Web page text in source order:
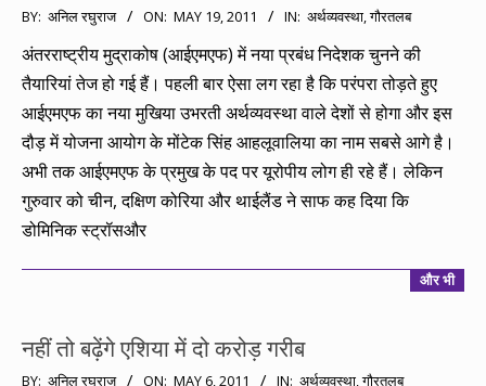
2011-
05-
19
BY: अनिल रघुराज ON: MAY 19, 2011 IN: अर्थव्यवस्था,गौरतलब
अंतरराष्ट्रीय मुद्राकोष (आईएमएफ) में नया प्रबंध निदेशक चुनने की
तैयारियां तेज हो गई हैं। पहली बार ऐसा लग रहा है कि परंपरा तोड़ते हुए
आईएमएफ का नया मुखिया उभरती अर्थव्यवस्था वाले देशों से होगा और इस
दौड़ में योजना आयोग के मोंटेक सिंह आहलूवालिया का नाम सबसे आगे है।
अभी तक आईएमएफ के प्रमुख के पद पर यूरोपीय लोग ही रहे हैं। लेकिन
गुरुवार को चीन, दक्षिण कोरिया और थाईलैंड ने साफ कह दिया कि
डोमिनिक स्ट्रॉसऔर
और भी
नहीं तो बढ़ेंगे एशिया में दो करोड़ गरीब
2011-
BY: अनिल रघुराज ON: MAY 6, 2011 IN: अर्थव्यवस्था,गौरतलब